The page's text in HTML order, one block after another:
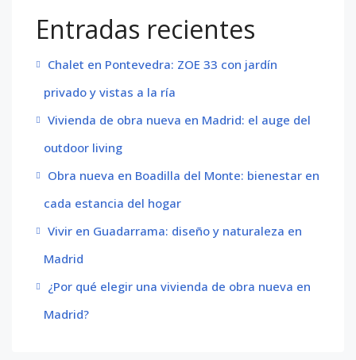
Entradas recientes
Chalet en Pontevedra: ZOE 33 con jardín
privado y vistas a la ría
Vivienda de obra nueva en Madrid: el auge del
outdoor living
Obra nueva en Boadilla del Monte: bienestar en
cada estancia del hogar
Vivir en Guadarrama: diseño y naturaleza en
Madrid
¿Por qué elegir una vivienda de obra nueva en
Madrid?